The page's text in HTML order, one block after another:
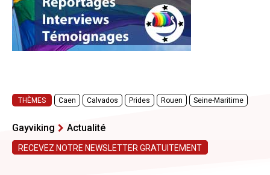
THÈMES Caen Calvados Prides Rouen Seine-Maritime
Gayviking Actualité
RECEVEZ NOTRE NEWSLETTER GRATUITEMENT